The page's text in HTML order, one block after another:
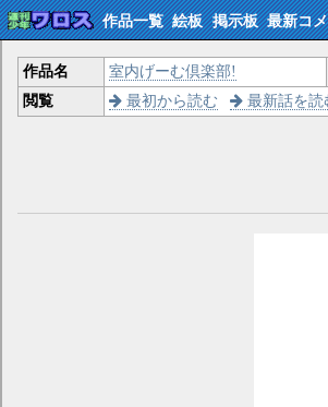
作品一覧 絵板 掲示板 最新コ
作品名 室内げーむ倶楽部!
閲覧
最初から読む 最新話を読